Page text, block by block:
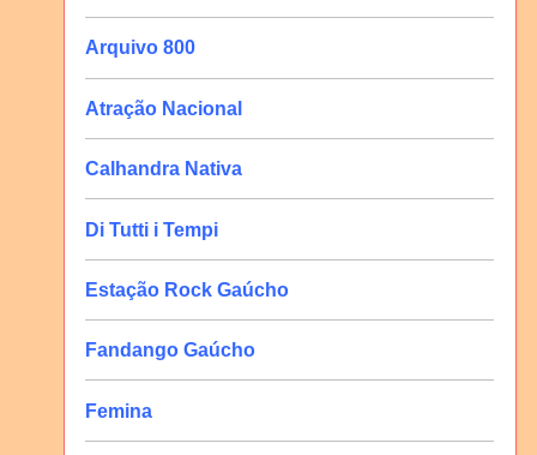
Arquivo 800
Atração Nacional
Calhandra Nativa
Di Tutti i Tempi
Estação Rock Gaúcho
Fandango Gaúcho
Femina